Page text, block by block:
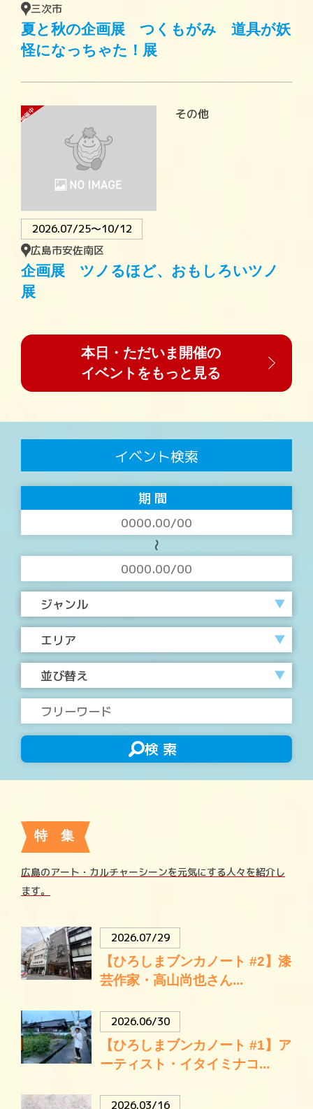
三次市
夏と秋の企画展 つくもがみ 道具が妖
怪になっちゃた！展
開催中 その他
2026.07/25〜10/12
広島市安佐南区
企画展 ツノるほど、おもしろいツノ
展
本⽇・ただいま開催の
イベントをもっと⾒る
イベント検索
期 間
〜
ジャンル
エリア
並び替え
検 索
特 集
広島のアート・カルチャーシーンを元気にする人々を紹介し
ます。
2026.07/29
【ひろしまブンカノート #2】漆
芸作家・高山尚也さん...
2026.06/30
【ひろしまブンカノート #1】ア
ーティスト・イタイミナコ...
2026.03/16